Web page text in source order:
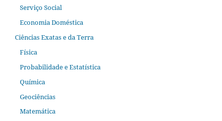
Serviço Social
Economia Doméstica
Ciências Exatas e da Terra
Física
Probabilidade e Estatística
Química
Geociências
Matemática